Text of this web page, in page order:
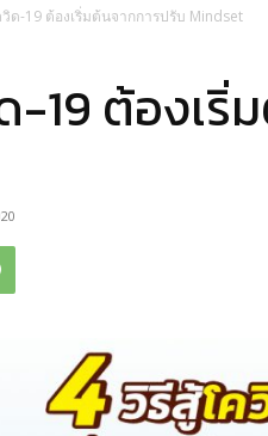
ด-19 ต้องเริ่มต้นจากการปรับ Mindset
-19 ต้องเริ่